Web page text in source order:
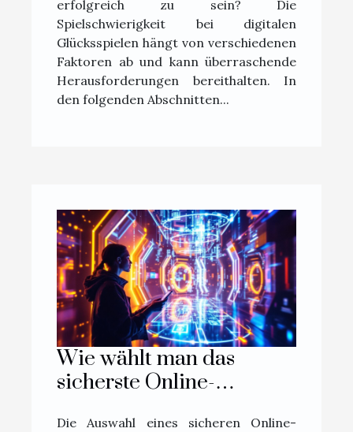
erfolgreich zu sein? Die
Spielschwierigkeit bei digitalen
Glücksspielen hängt von verschiedenen
Faktoren ab und kann überraschende
Herausforderungen bereithalten. In
den folgenden Abschnitten...
Wie wählt man das
sicherste Online-
Die Auswahl eines sicheren Online-